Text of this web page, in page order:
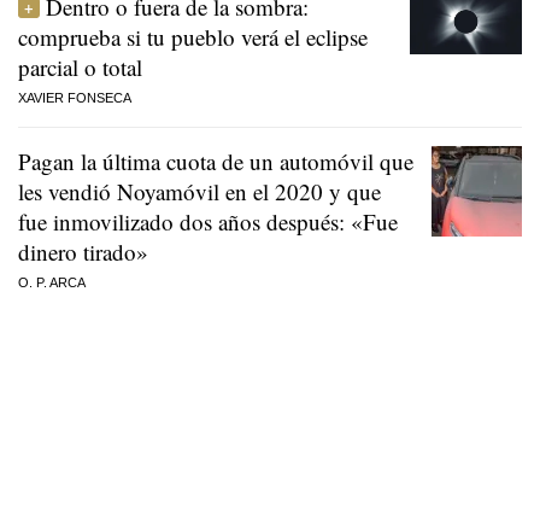
Dentro o fuera de la sombra:
comprueba si tu pueblo verá el eclipse
parcial o total
XAVIER FONSECA
Pagan la última cuota de un automóvil que
les vendió Noyamóvil en el 2020 y que
fue inmovilizado dos años después: «Fue
dinero tirado»
O. P. ARCA